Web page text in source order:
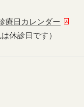
療日カレンダー
休診日です）